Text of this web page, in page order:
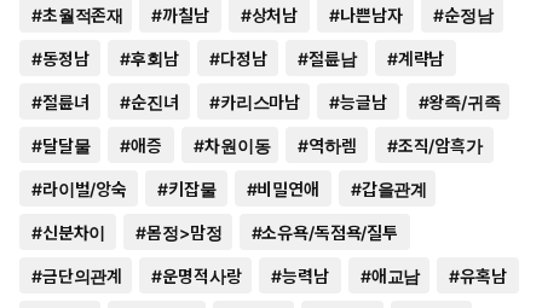
#초월적존재 #까칠남 #상처남 #나쁜남자 #순정남
#동정남 #후회남 #다정남 #절륜남 #계략남
#절륜녀 #순진녀 #카리스마남 #능글남 #왕족/귀족
#달달물 #애증 #차원이동 #역하렘 #조직/암흑가
#라이벌/앙숙 #키잡물 #비밀연애 #갑을관계
#신분차이 #몸정>맘정 #소유욕/독점욕/질투
#금단의관계 #운명적사랑 #능력남 #애교남 #유혹남